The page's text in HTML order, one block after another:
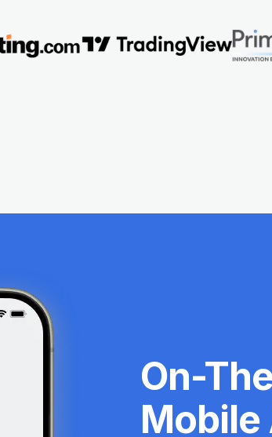
On-
Mobile